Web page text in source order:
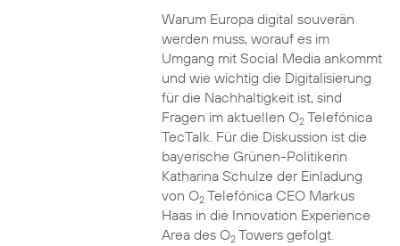
Warum Europa digital souverän
werden muss, worauf es im
Umgang mit Social Media ankommt
und wie wichtig die Digitalisierung
für die Nachhaltigkeit ist, sind
Fragen im aktuellen O2Telefónica
TecTalk. Für die Diskussion ist die
bayerische Grünen-Politikerin
Katharina Schulze der Einladung
von O2Telefónica CEO Markus
Haas in die Innovation Experience
Area des O2Towers gefolgt.